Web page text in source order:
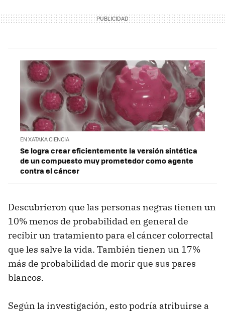
EN XATAKA CIENCIA
Se logra crear eficientemente la versión sintética
de un compuesto muy prometedor como agente
contra el cáncer
Descubrieron que las personas negras tienen un
10% menos de probabilidad en general de
recibir un tratamiento para el cáncer colorrectal
que les salve la vida. También tienen un 17%
más de probabilidad de morir que sus pares
blancos.
Según la investigación, esto podría atribuirse a